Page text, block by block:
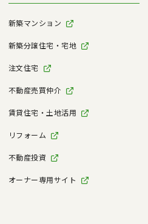
新築マンション
新築分譲住宅・宅地
注文住宅
不動産売買仲介
賃貸住宅・土地活用
リフォーム
不動産投資
オーナー専用サイト